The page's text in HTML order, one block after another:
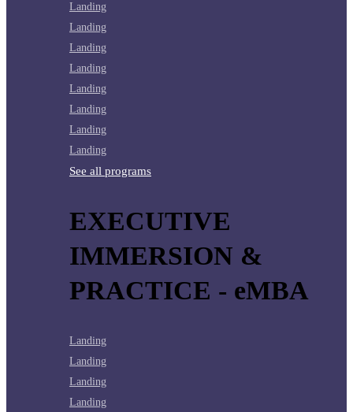
Landing
Landing
Landing
Landing
Landing
Landing
Landing
Landing
See all programs
EXECUTIVE
IMMERSION &
PRACTICE - eMBA
Landing
Landing
Landing
Landing